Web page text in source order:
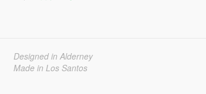
Designed in Alderney
Made in Los Santos